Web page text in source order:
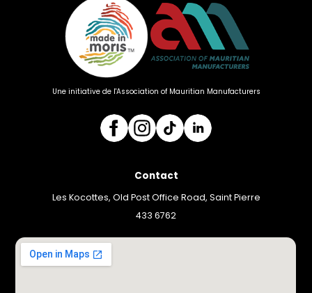
Une initiative de l'Association of Mauritian Manufacturers
Contact
Les Kocottes, Old Post Office Road, Saint Pierre
433 6762